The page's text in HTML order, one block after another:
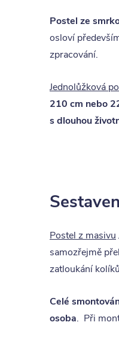
Postel ze
osloví
zpracování.
Jednolůžková
210 cm nebo
s dlouhou
Postel z masivu
samozřejmě
zatloukání
Celé
osoba. Při